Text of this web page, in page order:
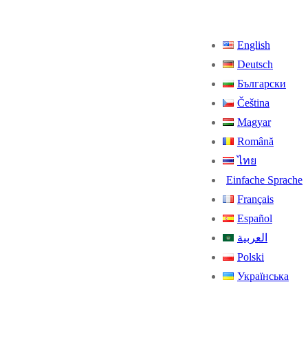
English
Deutsch
Български
Čeština
Magyar
Română
ไทย
Einfache Sprache
Français
Español
العربية
Polski
Українська